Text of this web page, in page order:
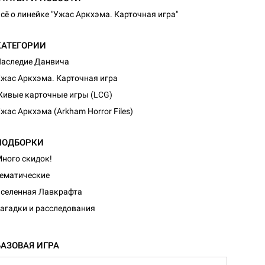
о линейке "Ужас Аркхэма. Карточная игра"
Данвича
Аркхэма. Карточная игра
карточные игры (LCG)
Аркхэма (Arkham Horror Files)
скидок!
Лавкрафта
и расследования
ИГРА